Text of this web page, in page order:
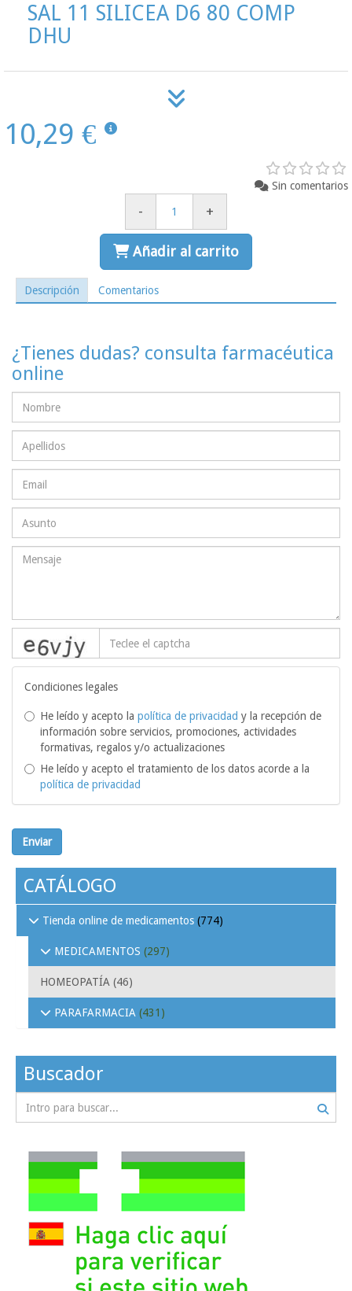
SAL 11 SILICEA D6 80 COMP
DHU
10,29 €
Sin comentarios
- +
Añadir al carrito
Descripción Comentarios
¿Tienes dudas? consulta farmacéutica
online
Condiciones legales
He leído y acepto la política de privacidad y la recepción de
información sobre servicios, promociones, actividades
formativas, regalos y/o actualizaciones
He leído y acepto el tratamiento de los datos acorde a la
política de privacidad
Enviar
CATÁLOGO
Tienda online de medicamentos (774)
MEDICAMENTOS (297)
HOMEOPATÍA (46)
PARAFARMACIA (431)
Buscador